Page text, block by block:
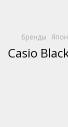
Бренды
Casio